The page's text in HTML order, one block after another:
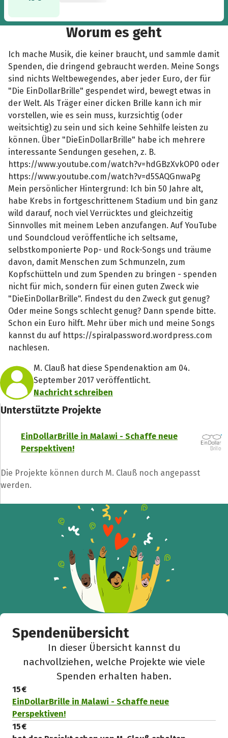
Worum es geht
Ich mache Musik, die keiner braucht, und sammle damit
Spenden, die dringend gebraucht werden. Meine Songs
sind nichts Weltbewegendes, aber jeder Euro, der für
"Die EinDollarBrille" gespendet wird, bewegt etwas in
der Welt. Als Träger einer dicken Brille kann ich mir
vorstellen, wie es sein muss, kurzsichtig (oder
weitsichtig) zu sein und sich keine Sehhilfe leisten zu
können. Über "DieEinDollarBrille" habe ich mehrere
interessante Sendungen gesehen, z. B.
https://www.youtube.com/watch?v=hdGBzXvkOP0 oder
https://www.youtube.com/watch?v=d5SAQGnwaPg
Mein persönlicher Hintergrund: Ich bin 50 Jahre alt,
habe Krebs in fortgeschrittenem Stadium und bin ganz
wild darauf, noch viel Verrücktes und gleichzeitig
Sinnvolles mit meinem Leben anzufangen. Auf YouTube
und Soundcloud veröffentliche ich seltsame,
selbstkomponierte Pop- und Rock-Songs und träume
davon, damit Menschen zum Schmunzeln, zum
Kopfschütteln und zum Spenden zu bringen - spenden
nicht für mich, sondern für einen guten Zweck wie
"DieEinDollarBrille". Findest du den Zweck gut genug?
Oder meine Songs schlecht genug? Dann spende bitte.
Schon ein Euro hilft. Mehr über mich und meine Songs
kannst du auf https://spiralpassword.wordpress.com
nachlesen.
M. Clauß hat diese Spendenaktion am 04.
September 2017 veröffentlicht.
Nachricht schreiben
Unterstützte Projekte
EinDollarBrille in Malawi - Schaffe neue
Perspektiven!
Die Projekte können durch M. Clauß noch angepasst
werden.
Spendenübersicht
In dieser Übersicht kannst du
nachvollziehen, welche Projekte wie viele
Spenden erhalten haben.
15 €
EinDollarBrille in Malawi - Schaffe neue
Perspektiven!
15 €
Hilf mit noch mehr Spenden zu sammeln!
Facebook WhatsApp